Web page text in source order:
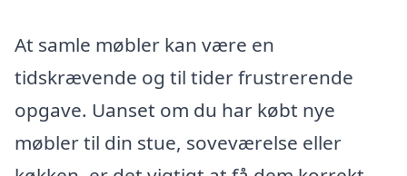
At samle møbler kan være en
tidskrævende og til tider frustrerende
opgave. Uanset om du har købt nye
møbler til din stue, soveværelse eller